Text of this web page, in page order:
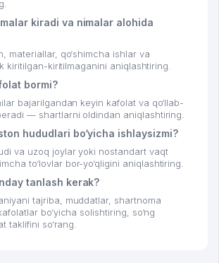
kiradi va nimalar alohida
materiallar, qo‘shimcha ishlar va
kiritilgan-kiritilmaganini aniqlashtiring.
bormi?
bajarilgandan keyin kafolat va qo‘llab-
— shartlarni oldindan aniqlashtiring.
hududlari bo‘yicha ishlaysizmi?
va uzoq joylar yoki nostandart vaqt
to‘lovlar bor-yo‘qligini aniqlashtiring.
tanlash kerak?
tajriba, muddatlar, shartnoma
bo‘yicha solishtiring, so‘ng
taklifini so‘rang.